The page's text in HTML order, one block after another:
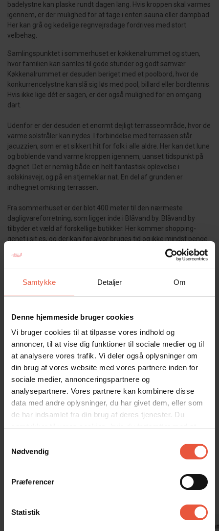
Samtykke Detaljer Om
Denne hjemmeside bruger cookies
Vi bruger cookies til at tilpasse vores indhold og
annoncer, til at vise dig funktioner til sociale medier og til
at analysere vores trafik. Vi deler også oplysninger om
din brug af vores website med vores partnere inden for
sociale medier, annonceringspartnere og
analysepartnere. Vores partnere kan kombinere disse
data med andre oplysninger, du har givet dem, eller som
de har indsamlet fra din brug af deres tjenester. Du
Nødvendig
Præferencer
Statistik
badelystne kan plaske rundt dagen lang. Hvis kroppen skal varmes
igennem, er der mulighed for at tage i enten sauna eller dampbad.
Her kan grå og kedelige regnvejrsdage fordrives med stort
velbehag.
Samlingspunktet i sommerhuset er køkkenalrummet og stuen,
hvor familien kan samles til gode stunder og godt samvær.
Køkkenalrummet er desuden beriget med et poolbord, hvor de
konkurrencelystne kan slå sig løs med pool, billard eller bordtennis.
Hvis ikke lige dét er sagen, er der også mulighed for en omgang
dart.
Udenfor er der desuden et enormt dejligt terrasseområde, hvor de
varme solstråler kan nydes. I forbindelse med terrassen står
jacuzzien, som er et sikkert hit for folk i alle aldre. Her kan det lune
og boblende vand varme kroppen igennem, uanset tidspunkt på
døgnet. Det er nemlig både en helt fantastisk oplevelse i
solskinsvejr, og på en stjerneklar nat. En del af grunden er
indhegnet omkring terrassen.
Fra sommerhuset er der blot 400 meter til den nærmeste
dagligvareforretning, som ligger inde i Blåvand by. Blåvand by
tilbyder et væld af forskellige butikker. Her kommer shopping-
genet i sit es, og der kan for alvor bruges tid og ikke mindst penge.
Der kan nemlig shoppes alt fra tøj og sko til isenkram. Desuden
findes der også mange spisesteder i området, hvor der bl.a. kan
smages på Vestkystens delikatesser.
Den omkringliggende natur inviterer til lange og flotte gåture.
Alt i alt er dette sommerhus et oplagt valg, hvis der er behov for et
superlækkert poolhus med gåafstand til byen
For at holde forbruget nede opvarmes poolen af husets
energibesparende luft til vand varmepumpe. Som noget helt
specielt har ejeren af huset installeret et specielt klorsystem på
poolen, som gør at klorindholdet er ca. 50% mindre end ved
normale poolhuse. Systemet styres digitalt, men vi kommer stadig
forbi en gang i ugen, som normalt og kontrollerer om alt er som
Sommerhuset er røgfrit, og ungdomsgrupper ikke tilladt.
Gæsterne siger
Hus
Debbie